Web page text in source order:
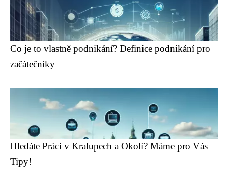
Co je to vlastně podnikání? Definice podnikání pro
začátečníky
Hledáte Práci v Kralupech a Okolí? Máme pro Vás
Tipy!